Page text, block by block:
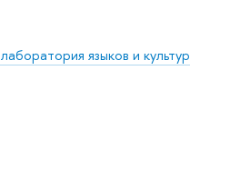
языков и культур